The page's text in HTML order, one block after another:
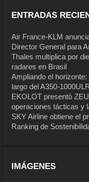
ENTRADAS
Air France-KLM
Director General para
Thales multiplica por
radares en Brasil
Ampliando el
largo del A350-
EKOLOT presentó
operaciones tácticas y
SKY Airline obtiene el
Ranking de
IMÁGENES